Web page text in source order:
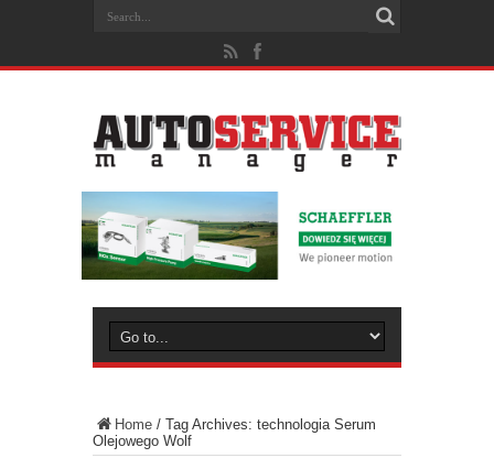
Home / Tag Archives: technologia Serum
Olejowego Wolf